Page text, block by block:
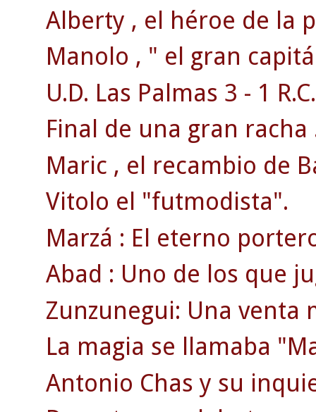
Alberty , el héroe de la
Manolo , " el gran
U.D. Las Palmas 3 - 1
Final de una gran racha
Maric , el recambio de
Vitolo el "futmodista".
Marzá : El eterno
Abad : Uno de los que
Zunzunegui: Una venta
La magia se llamaba
Antonio Chas y su